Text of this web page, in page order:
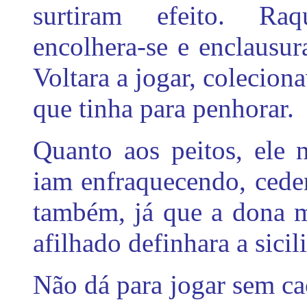
surtiram efeito.
encolhera-se e
Voltara a jogar,
que tinha para penhorar.
Quanto aos peitos, ele
iam enfraquecendo,
também, já que a dona
afilhado definhara a
Não dá para jogar sem